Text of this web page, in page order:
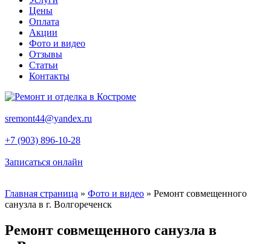
Цены
Оплата
Акции
Фото и видео
Отзывы
Статьи
Контакты
sremont44@yandex.ru
+7 (903) 896-10-28
Записаться онлайн
Главная страница » Фото и видео » Ремонт совмещенного
санузла в г. Волгореченск
Ремонт совмещенного санузла в